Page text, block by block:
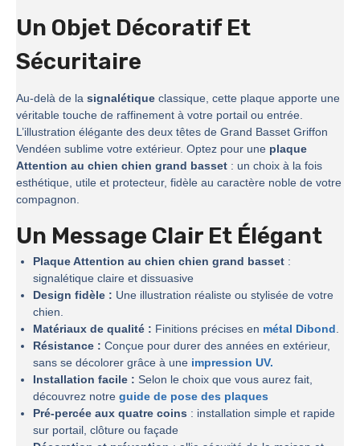
Un Objet Décoratif Et
Sécuritaire
Au-delà de la signalétique classique, cette plaque apporte une
véritable touche de raffinement à votre portail ou entrée.
L’illustration élégante des deux têtes de Grand Basset Griffon
Vendéen sublime votre extérieur. Optez pour une plaque
Attention au chien chien grand basset : un choix à la fois
esthétique, utile et protecteur, fidèle au caractère noble de votre
compagnon.
Un Message Clair Et Élégant
Plaque Attention au chien chien grand basset :
signalétique claire et dissuasive
Design fidèle : Une illustration réaliste ou stylisée de votre
chien.
Matériaux de qualité : Finitions précises en métal Dibond.
Résistance : Conçue pour durer des années en extérieur,
sans se décolorer grâce à une impression UV.
Installation facile : Selon le choix que vous aurez fait,
découvrez notre guide de pose des plaques
Pré-percée aux quatre coins : installation simple et rapide
sur portail, clôture ou façade